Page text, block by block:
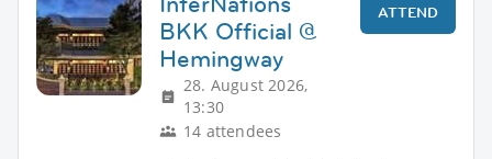
BKK Official @
Hemingway
28. August 2026,
13:30
14 attendees
ATTEND